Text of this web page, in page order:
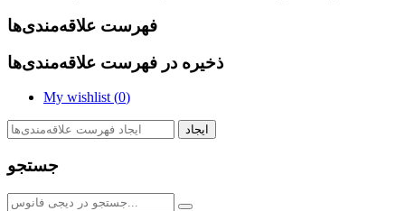
فهرست علاقه‌مندی‌ها
ذخیره در فهرست علاقه‌مندی‌ها
My wishlist (0)
ایجاد
جستجو